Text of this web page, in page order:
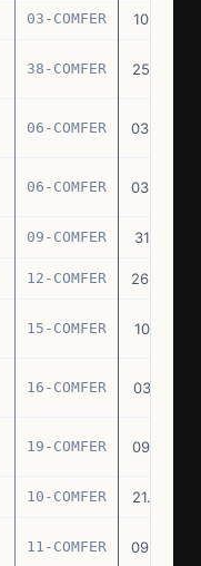
03-COMFER 10.01.73
38-COMFER 25.10.73
06-COMFER 03.05.74
06-COMFER 03.05.74
09-COMFER 31.07.74
12-COMFER 26.09.74
15-COMFER 10.10.74
16-COMFER 03.12.74
19-COMFER 09.01.75
10-COMFER 21.03.75
11-COMFER 09.04.75